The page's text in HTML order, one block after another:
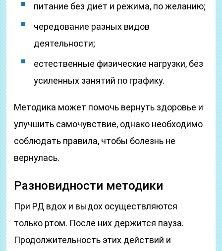
питание без диет и режима, по желанию;
чередование разных видов
деятельности;
естественные физические нагрузки, без
усиленных занятий по графику.
Методика может помочь вернуть здоровье и
улучшить самочувствие, однако необходимо
соблюдать правила, чтобы болезнь не
вернулась.
Разновидности методики
При РД вдох и выдох осуществляются
только ртом. После них держится пауза.
Продолжительность этих действий и